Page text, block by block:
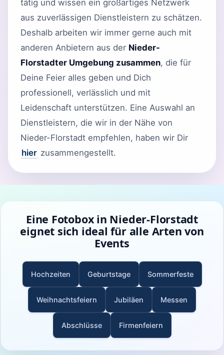
tätig und wissen ein großartiges Netzwerk
aus zuverlässigen Dienstleistern zu schätzen.
Deshalb arbeiten wir immer gerne auch mit
anderen Anbietern aus der Nieder-
Florstadter Umgebung zusammen, die für
Deine Feier alles geben und Dich
professionell, verlässlich und mit
Leidenschaft unterstützen. Eine Auswahl an
Dienstleistern, die wir in der Nähe von
Nieder-Florstadt empfehlen, haben wir Dir
hier zusammengestellt.
Eine Fotobox in Nieder-Florstadt
eignet sich ideal für alle Arten von
Events
Hochzeiten Geburtstage Sommerfeste
Weihnachtsfeiern Jubiläen Messen
Abschlüsse Firmenfeiern